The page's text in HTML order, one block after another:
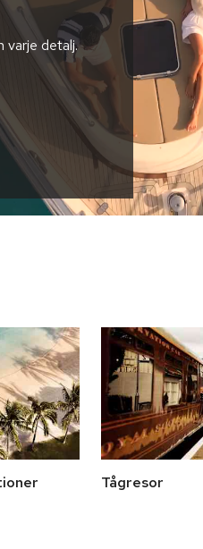
varje detalj.
Tågresor